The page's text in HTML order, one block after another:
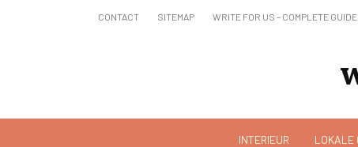
CONTACT SITEMAP WRITE FOR US – COMPLETE
INTERIEUR LOKALE